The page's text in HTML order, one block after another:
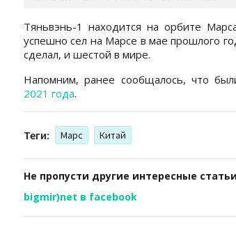
Тяньвэнь-1 находится на орбите
успешно сел на Марсе в мае прошлого
сделал, и шестой в мире.
Напомним, ранее сообщалось, что
2021 года.
Теги: Марс Китай
Не пропусти другие интересные
bigmir)net в facebook